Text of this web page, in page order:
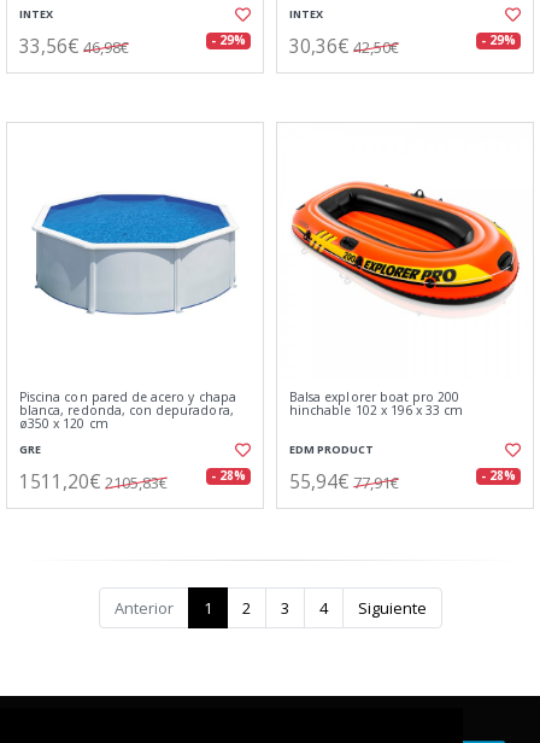
INTEX
33,56€ 46,98€ - 29%
INTEX
30,36€ 42,50€ - 29%
Piscina con pared de acero y chapa
blanca, redonda, con depuradora,
ø350 x 120 cm
GRE
1511,20€ 2105,83€ - 28%
Balsa explorer boat pro 200
hinchable 102 x 196 x 33 cm
EDM PRODUCT
55,94€ 77,91€ - 28%
Anterior 1 2 3 4 Siguiente